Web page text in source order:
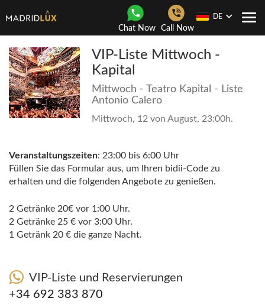
Chat Now Call Now
DE
VIP-Liste Mittwoch -
Kapital
Mittwoch - Teatro Kapital - Liste
Antonio Calero
Mittwoch, 12 von August, 23:00h.
Veranstaltungszeiten: 23:00 bis 6:00 Uhr
Füllen Sie das Formular aus, um Ihren bidii-Code zu
erhalten und die folgenden Angebote zu genießen.
2 Getränke 20€ vor 1:00 Uhr.
2 Getränke 25 € vor 3:00 Uhr.
1 Getränk 20 € die ganze Nacht.
VIP-Liste und Reservierungen
+34 692 383 870